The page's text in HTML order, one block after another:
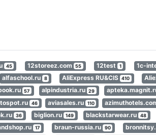
45 12storeez.com 55 12test 1 1c-
alfaschool.ru 8 AliExpress RU&CIS 410
57 alpindustria.ru 29
46 aviasales.ru 110
36 biglion.ru 149 blackstarwear.ru 48
17 braun-russia.ru 90